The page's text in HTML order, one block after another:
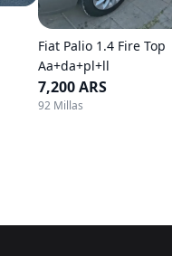
Fiat Palio 1.4 Fire Top
Aa+da+pl+ll
7,200 ARS
92 Millas